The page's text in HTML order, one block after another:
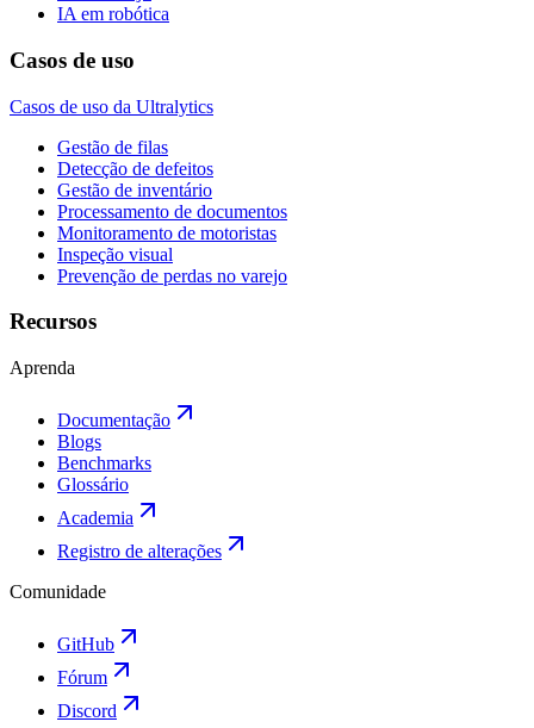
IA em robótica
Casos de uso
Casos de uso da Ultralytics
Gestão de filas
Detecção de defeitos
Gestão de inventário
Processamento de documentos
Monitoramento de motoristas
Inspeção visual
Prevenção de perdas no varejo
Recursos
Aprenda
Documentação
Blogs
Benchmarks
Glossário
Academia
Registro de alterações
Comunidade
GitHub
Fórum
Discord